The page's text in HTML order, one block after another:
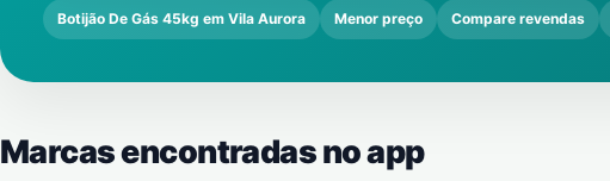
Botijão De Gás 45kg em Vila Aurora Menor preço Compare revendas
Marcas encontradas no app